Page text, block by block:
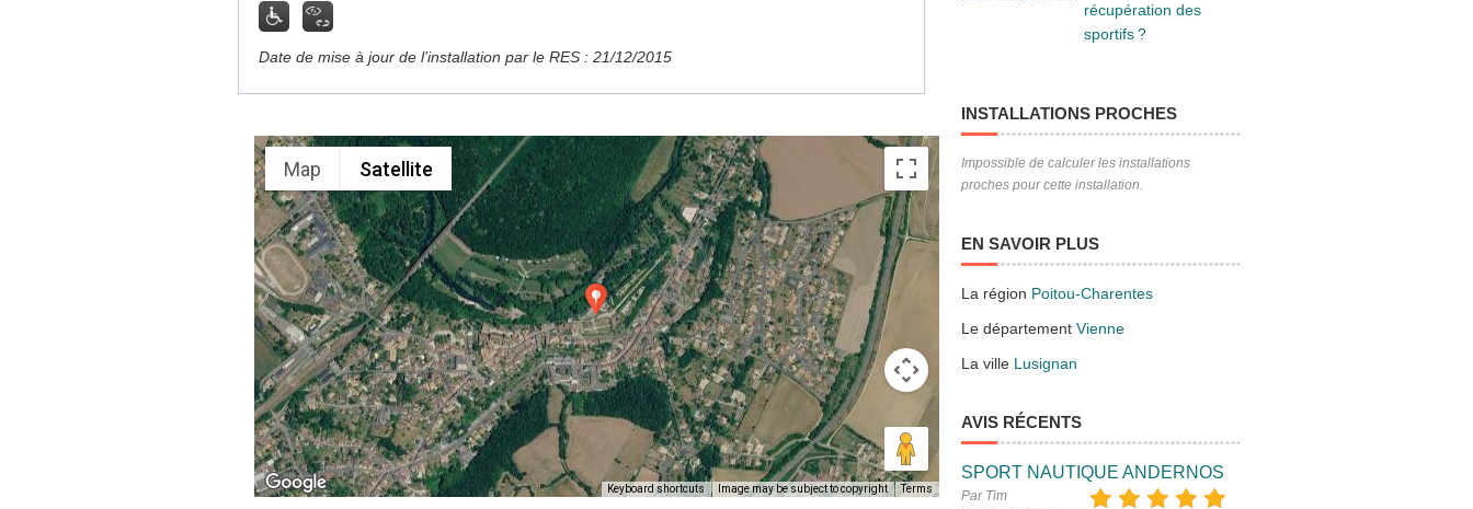
Date de mise à jour de l’installation par le RES : 21/12/2015
Map Satellite
Keyboard shortcuts Image may be subject to copyright Terms
récupération des
sportifs ?
INSTALLATIONS PROCHES
Impossible de calculer les installations
proches pour cette installation.
EN SAVOIR PLUS
La région Poitou-Charentes
Le département Vienne
La ville Lusignan
AVIS RÉCENTS
SPORT NAUTIQUE ANDERNOS
Par Tim